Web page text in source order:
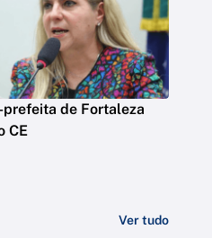
prefeita de Fortaleza
CE
Ver tudo